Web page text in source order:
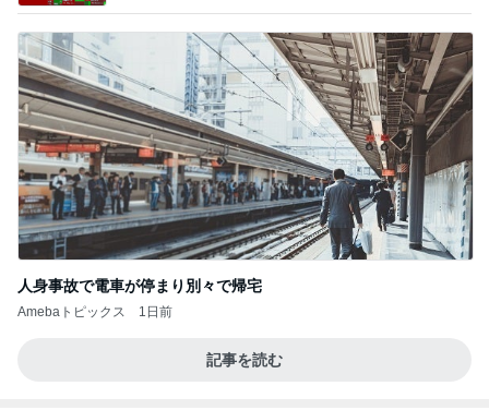
人身事故で電車が停まり別々で帰宅
Amebaトピックス 1日前
記事を読む